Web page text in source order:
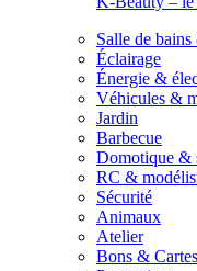
Salle de
Éclairage
Énergie &
Véhicules &
Jardin
Barbecue
Domotique &
RC &
Sécurité
Animaux
Atelier
Bons &